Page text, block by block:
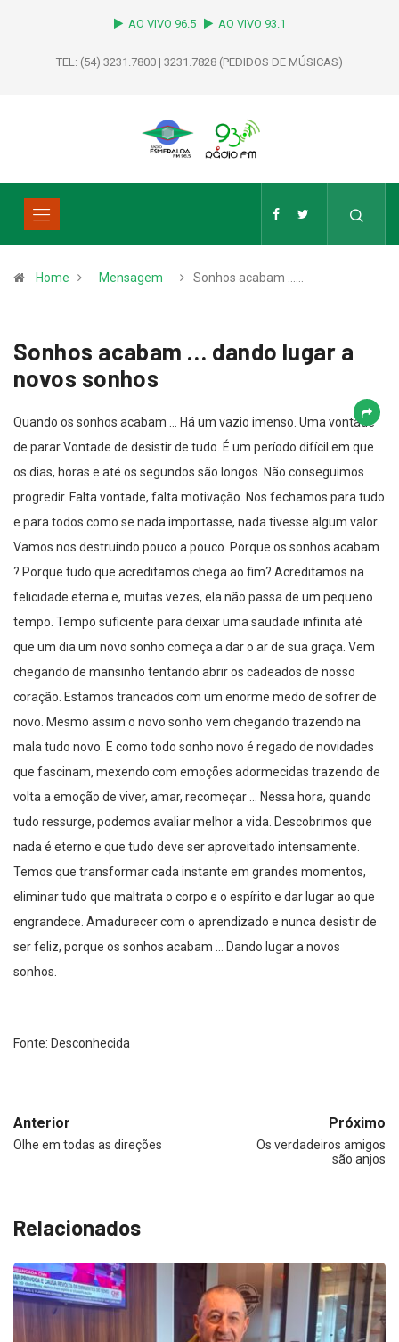
AO VIVO 96.5 AO VIVO 93.1
TEL: (54) 3231.7800 | 3231.7828 (PEDIDOS DE MÚSICAS)
Home Mensagem Sonhos acabam ……
Sonhos acabam … dando lugar a
novos sonhos
Quando os sonhos acabam … Há um vazio imenso. Uma vontade
de parar Vontade de desistir de tudo. É um período difícil em que
os dias, horas e até os segundos são longos. Não conseguimos
progredir. Falta vontade, falta motivação. Nos fechamos para tudo
e para todos como se nada importasse, nada tivesse algum valor.
Vamos nos destruindo pouco a pouco. Porque os sonhos acabam
? Porque tudo que acreditamos chega ao fim? Acreditamos na
felicidade eterna e, muitas vezes, ela não passa de um pequeno
tempo. Tempo suficiente para deixar uma saudade infinita até
que um dia um novo sonho começa a dar o ar de sua graça. Vem
chegando de mansinho tentando abrir os cadeados de nosso
coração. Estamos trancados com um enorme medo de sofrer de
novo. Mesmo assim o novo sonho vem chegando trazendo na
mala tudo novo. E como todo sonho novo é regado de novidades
que fascinam, mexendo com emoções adormecidas trazendo de
volta a emoção de viver, amar, recomeçar … Nessa hora, quando
tudo ressurge, podemos avaliar melhor a vida. Descobrimos que
nada é eterno e que tudo deve ser aproveitado intensamente.
Temos que transformar cada instante em grandes momentos,
eliminar tudo que maltrata o corpo e o espírito e dar lugar ao que
engrandece. Amadurecer com o aprendizado e nunca desistir de
ser feliz, porque os sonhos acabam … Dando lugar a novos
sonhos.
Fonte: Desconhecida
Anterior
Olhe em todas as direções
Próximo
Os verdadeiros amigos
são anjos
Relacionados